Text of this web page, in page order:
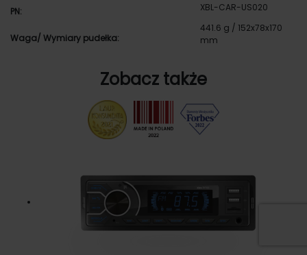
PN: XBL-CAR-US020
Waga/ Wymiary pudełka:
441.6 g / 152x78x170
mm
Zobacz także